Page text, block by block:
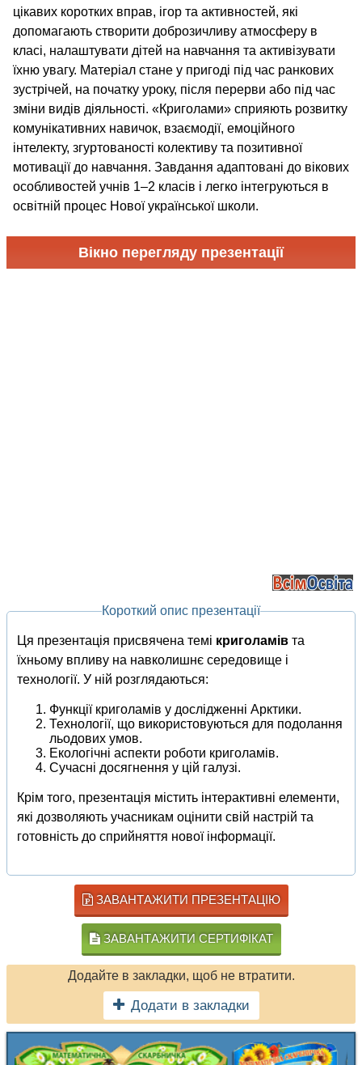
цікавих коротких вправ, ігор та активностей, які
допомагають створити доброзичливу атмосферу в
класі, налаштувати дітей на навчання та активізувати
їхню увагу. Матеріал стане у пригоді під час ранкових
зустрічей, на початку уроку, після перерви або під час
зміни видів діяльності. «Криголами» сприяють розвитку
комунікативних навичок, взаємодії, емоційного
інтелекту, згуртованості колективу та позитивної
мотивації до навчання. Завдання адаптовані до вікових
особливостей учнів 1–2 класів і легко інтегруються в
освітній процес Нової української школи.
Вікно перегляду презентації
Короткий опис презентації
Ця презентація присвячена темі криголамів та
їхньому впливу на навколишнє середовище і
технології. У ній розглядаються:
Функції криголамів у дослідженні Арктики.
Технології, що використовуються для подолання
льодових умов.
Екологічні аспекти роботи криголамів.
Сучасні досягнення у цій галузі.
Крім того, презентація містить інтерактивні елементи,
які дозволяють учасникам оцінити свій настрій та
готовність до сприйняття нової інформації.
ЗАВАНТАЖИТИ ПРЕЗЕНТАЦІЮ
ЗАВАНТАЖИТИ СЕРТИФІКАТ
Додайте в закладки, щоб не втратити.
Додати в закладки